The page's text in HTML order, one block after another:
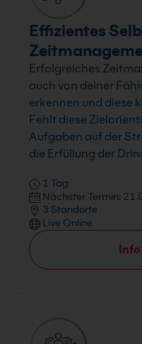
Effizientes
Erfolgreiches
auch von deiner
erkennen und diese
Fehlt diese
Aufgaben auf der
die Erfüllung der
1 Tag
Nächster Termin:
3 Standorte
Live Online
Info